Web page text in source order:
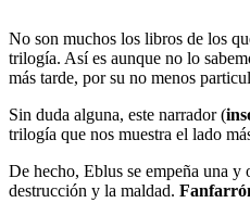
No son muchos los libros de los
trilogía. Así es aunque no lo
más tarde, por su no menos
Sin duda alguna, este narrador (
trilogía que nos muestra el lado
De hecho, Eblus se empeña una
destrucción y la maldad.